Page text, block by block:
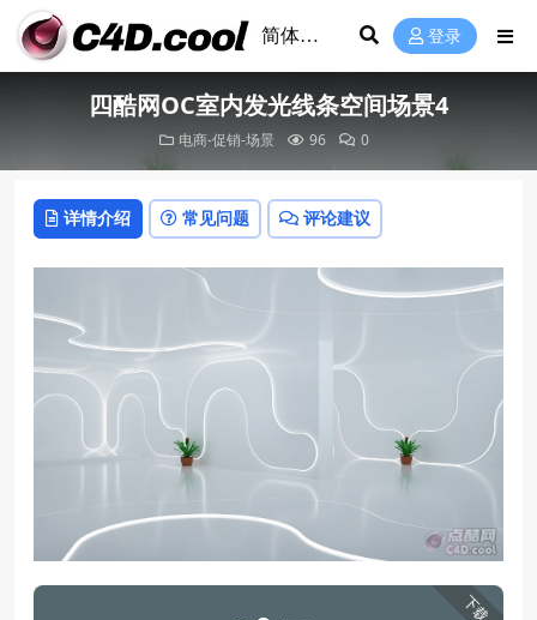
登录
四酷网OC室内发光线条空间场景4
电商-促销-场景 96 0
详情介绍 常见问题 评论建议
下载